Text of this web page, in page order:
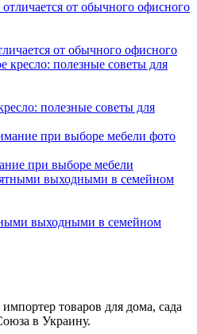
от обычного офисного
полезные советы для
при выборе мебели
выходными в семейном
товаров для дома, сада
в Украину.